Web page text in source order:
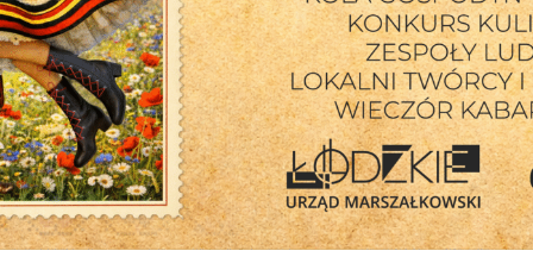
starej
1 sierpnia 2026
Obchody 82. rocznicy wybuchu Powstania
Mazowieckiej
Skierniewice